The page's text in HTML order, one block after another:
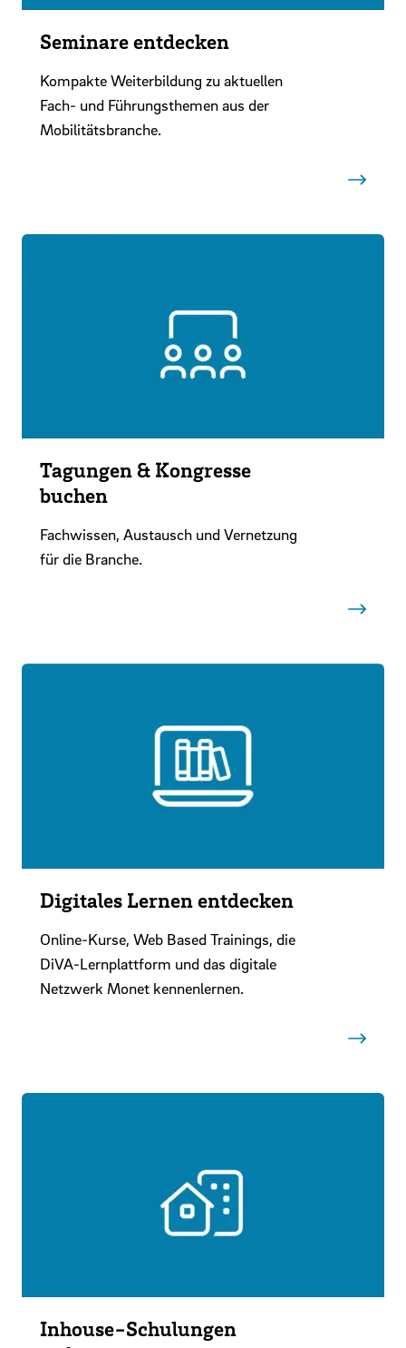
Seminare entdecken
Kompakte Weiterbildung zu aktuellen
Fach- und Führungsthemen aus der
Mobilitätsbranche.
Tagungen & Kongresse
buchen
Fachwissen, Austausch und Vernetzung
für die Branche.
Digitales Lernen entdecken
Online-Kurse, Web Based Trainings, die
DiVA-Lernplattform und das digitale
Netzwerk Monet kennenlernen.
Inhouse-Schulungen